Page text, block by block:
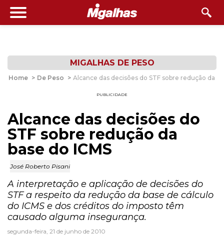
MIGALHAS DE PESO
Home > De Peso > Alcance das decisões do STF sobre redução da
PUBLICIDADE
Alcance das decisões do
STF sobre redução da
base do ICMS
José Roberto Pisani
A interpretação e aplicação de decisões do
STF a respeito da redução da base de cálculo
do ICMS e dos créditos do imposto têm
causado alguma insegurança.
segunda-feira, 21 de junho de 2010